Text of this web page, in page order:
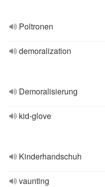
Poltronen
demoralization
Demoralisierung
kid-glove
Kinderhandschuh
vaunting